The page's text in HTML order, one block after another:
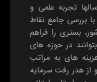
تجربه علمی و
بررسی جامع نقاط
بستری را فراهم
در حوزه های
های به مراتب
از هدر رفت سرمایه